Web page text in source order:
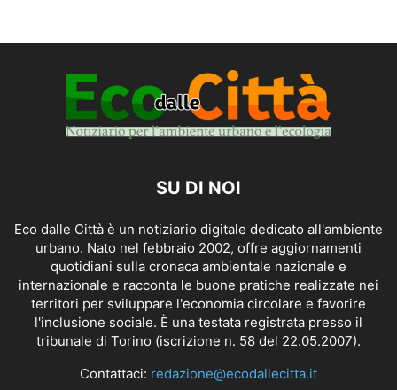
SU DI NOI
Eco dalle Città è un notiziario digitale dedicato all'ambiente
urbano. Nato nel febbraio 2002, offre aggiornamenti
quotidiani sulla cronaca ambientale nazionale e
internazionale e racconta le buone pratiche realizzate nei
territori per sviluppare l'economia circolare e favorire
l'inclusione sociale. È una testata registrata presso il
tribunale di Torino (iscrizione n. 58 del 22.05.2007).
Contattaci: redazione@ecodallecitta.it